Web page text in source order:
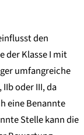
den
der Klasse I mit
umfangreiche
oder III, da
eine Benannte
Stelle kann die